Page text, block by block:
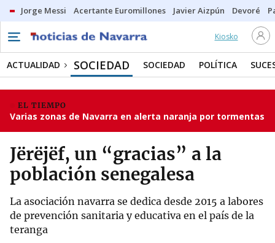
Jorge Messi Acertante Euromillones Javier Aizpún Devoré
Kiosko
ACTUALIDAD SOCIEDAD SOCIEDAD POLÍTICA
EL TIEMPO
Varias zonas de Navarra en alerta naranja por tormentas
Jërëjëf, un “gracias” a la
población senegalesa
La asociación navarra se dedica desde 2015 a labores
de prevención sanitaria y educativa en el país de la
teranga